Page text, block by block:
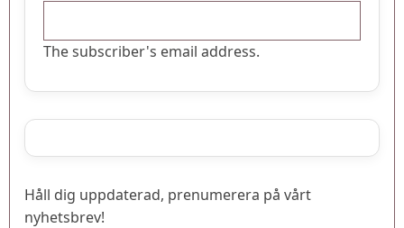
The subscriber's email address.
Håll dig uppdaterad, prenumerera på vårt
nyhetsbrev!